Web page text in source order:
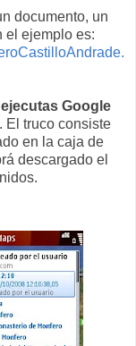
documento, un
el ejemplo es:
ejecutas Google
. El truco consiste
en la caja de
descargado el